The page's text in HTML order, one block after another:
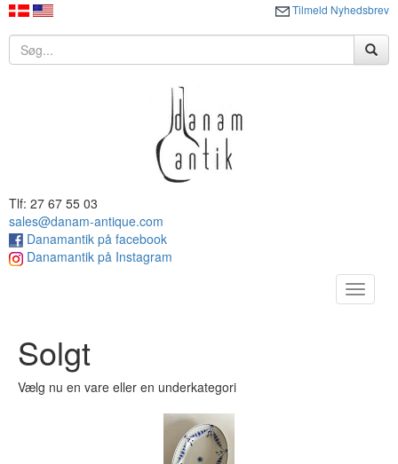
Tilmeld Nyhedsbrev
Tlf: 27 67 55 03
sales@danam-antique.com
Danamantik på facebook
Danamantik på Instagram
Toggle
Solgt
Vælg nu en vare eller en underkategori